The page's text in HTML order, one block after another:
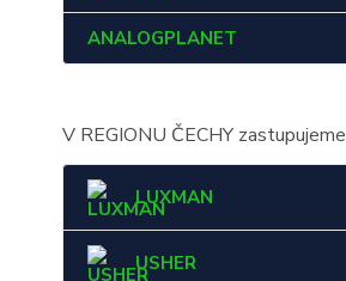
ANALOGPLANET
V REGIONU ČECHY zastupujeme
LUXMAN
USHER